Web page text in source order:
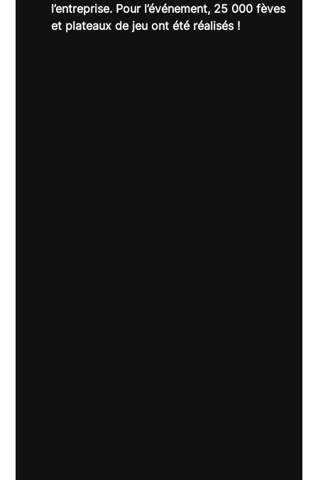
l’entreprise. Pour l’événement, 25 000 fèves
et plateaux de jeu ont été réalisés !